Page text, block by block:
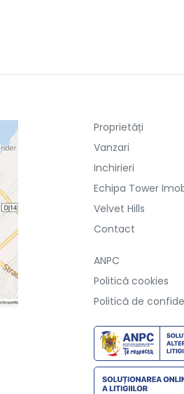
Proprietăți
Vanzari
Inchirieri
Echipa Tower
Velvet Hills
Contact
ANPC
Politică cookies
Politică de